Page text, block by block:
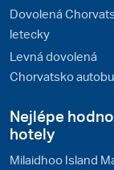
Dovolená
letecky
Levná dovolená
Chorvatsko
Nejlépe
hotely
Milaidhoo Island